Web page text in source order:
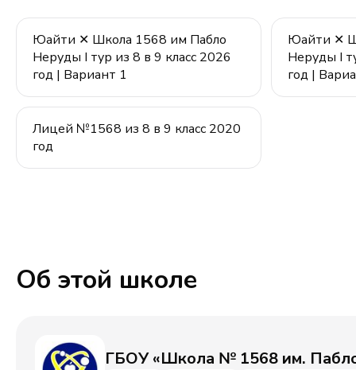
Юайти ✕ Школа 1568 им Пабло
Неруды I тур из 8 в 9 класс 2026
год | Вариант 1
Юайти ✕
Неруды I
год |
Лицей №1568 из 8 в 9 класс 2020
год
Об этой школе
ГБОУ «Школа № 1568 им.